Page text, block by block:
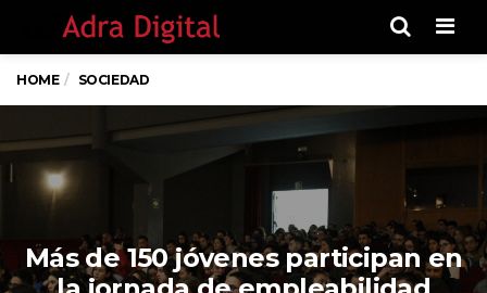
HOME SOCIEDAD
Más de 150 jóvenes participan en